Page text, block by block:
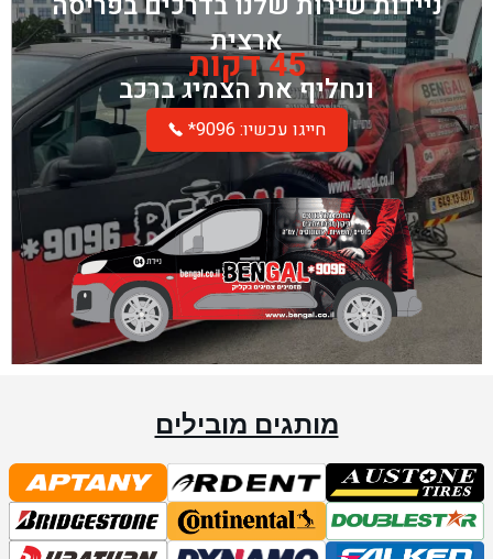
ארצית
45 דקות
ונחליף את הצמיג ברכב
*חייגו עכשיו: 9096
מותגים מובילים